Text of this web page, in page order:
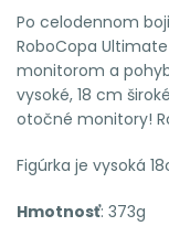
Po celodennom
RoboCopa
monitorom a
vysoké, 18 cm
otočné monitory!
Figúrka je vysoká
Hmotnosť: 373g